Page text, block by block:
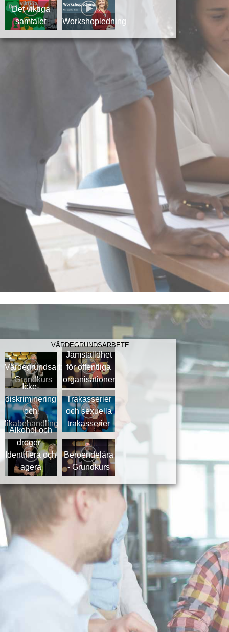
Det viktiga
samtalet
Workshopledning
VÄRDEGRUNDSARBETE
Värdegrundsarbete
- Grundkurs
Jämställdhet
för offentliga
organisationer
Icke-
diskriminering
och
likabehandling
Trakasserier
och sexuella
trakasserier
Alkohol och
droger -
Identifiera och
agera
Beroendelära
- Grundkurs